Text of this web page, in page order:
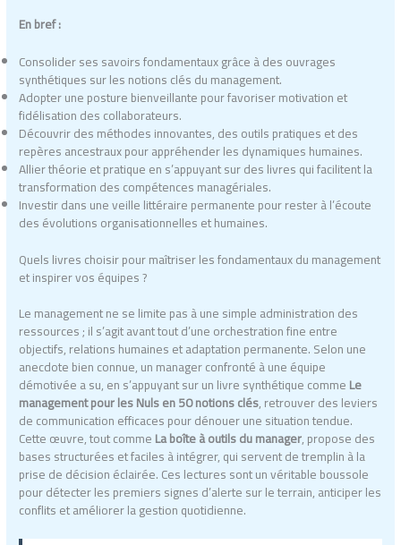
En bref :
Consolider ses savoirs fondamentaux grâce à des ouvrages
synthétiques sur les notions clés du management.
Adopter une posture bienveillante pour favoriser motivation et
fidélisation des collaborateurs.
Découvrir des méthodes innovantes, des outils pratiques et des
repères ancestraux pour appréhender les dynamiques humaines.
Allier théorie et pratique en s’appuyant sur des livres qui facilitent la
transformation des compétences managériales.
Investir dans une veille littéraire permanente pour rester à l’écoute
des évolutions organisationnelles et humaines.
Quels livres choisir pour maîtriser les fondamentaux du management
et inspirer vos équipes ?
Le management ne se limite pas à une simple administration des
ressources ; il s’agit avant tout d’une orchestration fine entre
objectifs, relations humaines et adaptation permanente. Selon une
anecdote bien connue, un manager confronté à une équipe
démotivée a su, en s’appuyant sur un livre synthétique commeLe
management pour les Nuls en 50 notions clés, retrouver des leviers
de communication efficaces pour dénouer une situation tendue.
Cette œuvre, tout commeLa boîte à outils du manager, propose des
bases structurées et faciles à intégrer, qui servent de tremplin à la
prise de décision éclairée. Ces lectures sont un véritable boussole
pour détecter les premiers signes d’alerte sur le terrain, anticiper les
conflits et améliorer la gestion quotidienne.